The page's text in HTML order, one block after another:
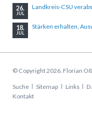
26.
JUL
Landkreis-CSU
18.
JUL
Stärken erhalten,
© Copyright 2026. Florian
Navigation
überspringen
Suche Sitemap Links
Kontakt